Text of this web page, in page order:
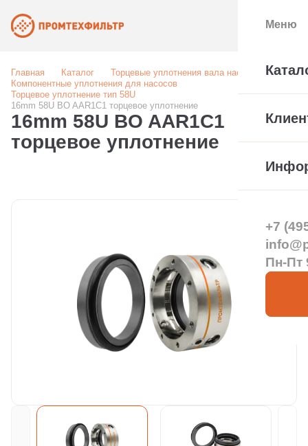
Главная Каталог
Торцевые уплотнения вала насоса
Компонентные уплотнения для насосов
Торцевое уплотнение тип 58U
16mm 58U BO AAR1C1 торцевое уплотнение
16mm 58U BO AAR1C1
торцевое уплотнение
Меню
+7
Пн-Пт